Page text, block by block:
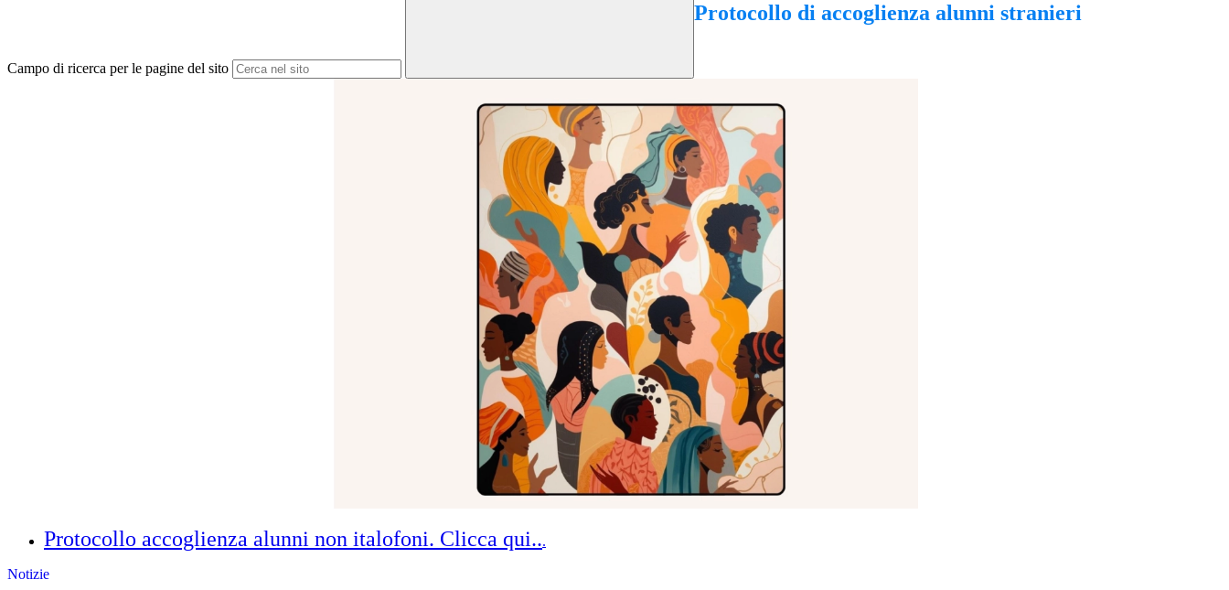
Campo di ricerca per le pagine del sito
Protocollo di accoglienza alunni stranieri
Protocollo accoglienza alunni non italofoni. Clicca qui...
Notizie